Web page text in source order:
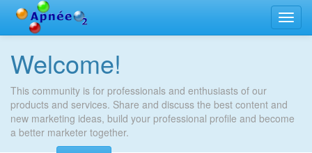
la
Welcome!
This community is for professionals and enthusiasts of our
products and services. Share and discuss the best content and
new marketing ideas, build your professional profile and become
a better marketer together.